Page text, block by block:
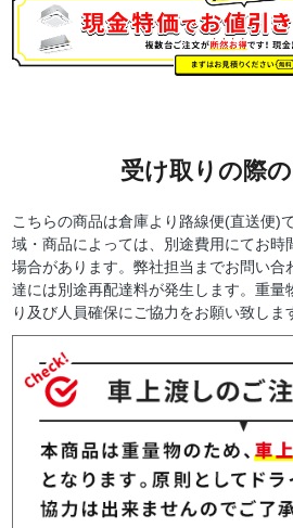
受け取りの際
こちらの商品は倉庫より路線便(直送便)
域・商品によっては、別途費用にてお時
場合があります。弊社担当までお問い合
達には別途再配達料が発生します。重量
り及び人員確保にご協力をお願い致しま